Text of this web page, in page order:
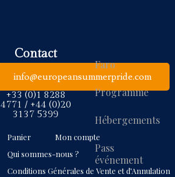
Contact
info@europeansummerpride.com
+33 (0)1 8288
4771 / +44 (0)20
3137 5399
Panier
Mon compte
Qui sommes-nous ?
Conditions Générales de Vente et d’Annulation
Faro
Programme
Hébergements
Pass
événement